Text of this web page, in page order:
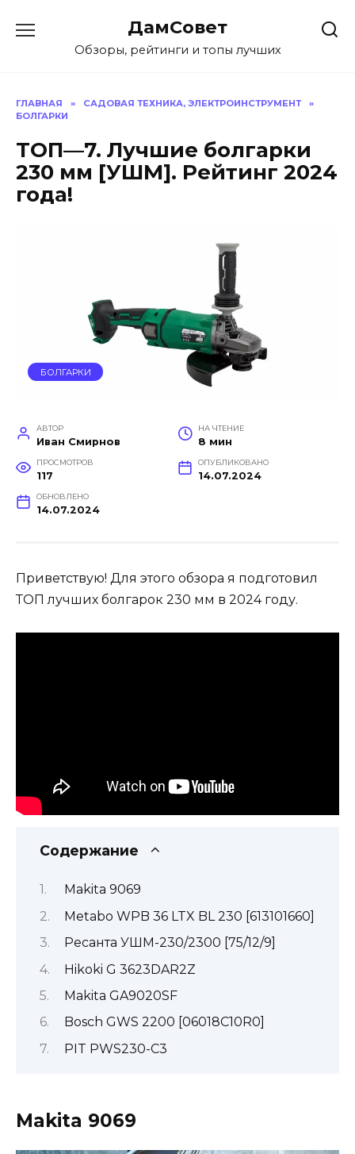
содержанию
ДамСовет
Обзоры, рейтинги и топы лучших
ГЛАВНАЯ » САДОВАЯ ТЕХНИКА, ЭЛЕКТРОИНСТРУМЕНТ
»
БОЛГАРКИ
ТОП—7. Лучшие болгарки
230 мм [УШМ]. Рейтинг 2024
года!
БОЛГАРКИ
АВТОР
Иван Смирнов
НА ЧТЕНИЕ
8 мин
ПРОСМОТРОВ
117
ОПУБЛИКОВАНО
14.07.2024
ОБНОВЛЕНО
14.07.2024
Приветствую! Для этого обзора я подготовил
ТОП лучших болгарок 230 мм в 2024 году.
Содержание
Makita 9069
Metabo WPB 36 LTX BL 230 [613101660]
Ресанта УШМ-230/2300 [75/12/9]
Hikoki G 3623DAR2Z
Makita GA9020SF
Bosch GWS 2200 [06018C10R0]
PIT PWS230-C3
Makita 9069